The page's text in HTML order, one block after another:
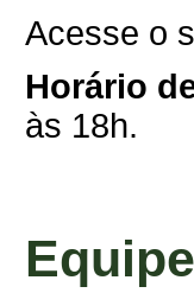
Acesse o
Horário
às 18h.
Equipe